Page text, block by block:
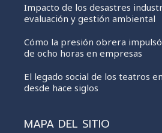
Impacto de los desastres
evaluación y gestión ambiental
Cómo la presión obrera
de ocho horas en empresas
El legado social de los teatros
desde hace siglos
MAPA DEL SITIO